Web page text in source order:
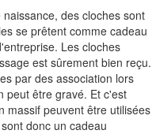
des cloches sont
se prêtent comme cadeau
Les cloches
est sûrement bien reçu.
par des association lors
peut être gravé. Et c'est
massif peuvent être utilisées
donc un cadeau